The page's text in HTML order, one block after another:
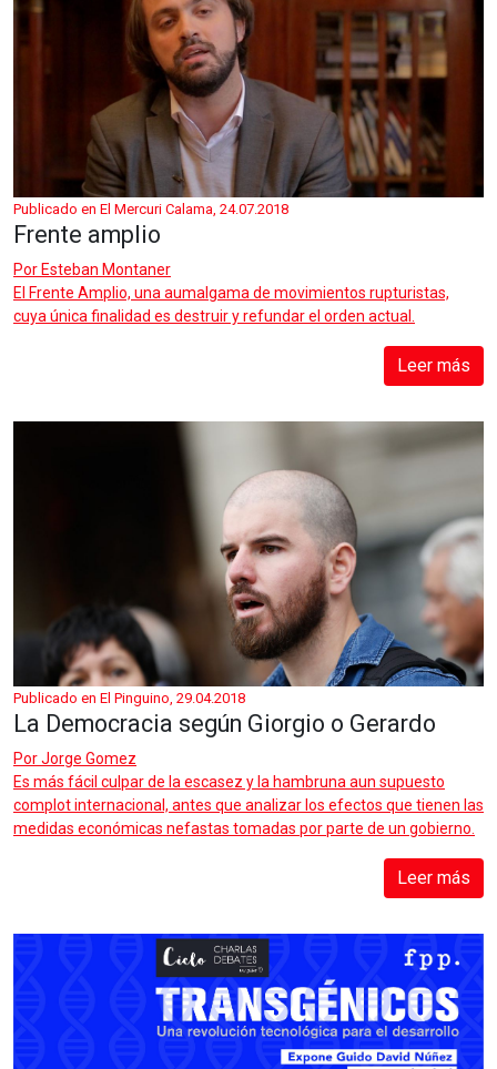
Publicado en El Mercuri Calama, 24.07.2018
Frente amplio
Por Esteban Montaner
El Frente Amplio, una aumalgama de movimientos rupturistas,
cuya única finalidad es destruir y refundar el orden actual.
Leer más
Publicado en El Pinguino, 29.04.2018
La Democracia según Giorgio o Gerardo
PorJorge Gomez
Es más fácil culpar de la escasez y la hambruna aun supuesto
complot internacional, antes que analizar los efectos que tienen las
medidas económicas nefastas tomadas por parte de un gobierno.
Leer más